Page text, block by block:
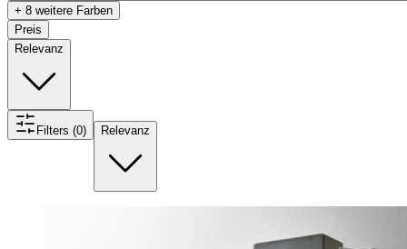
+ 8 weitere Farben
Preis
Relevanz
Filters (0) Relevanz